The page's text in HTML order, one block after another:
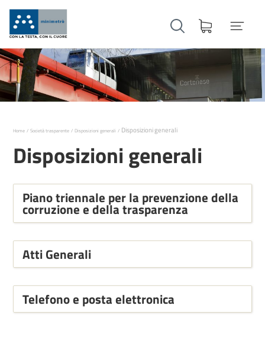
Home Società trasparente Disposizioni generali Disposizioni generali
Disposizioni generali
Piano triennale per la prevenzione della
corruzione e della trasparenza
Atti Generali
Telefono e posta elettronica